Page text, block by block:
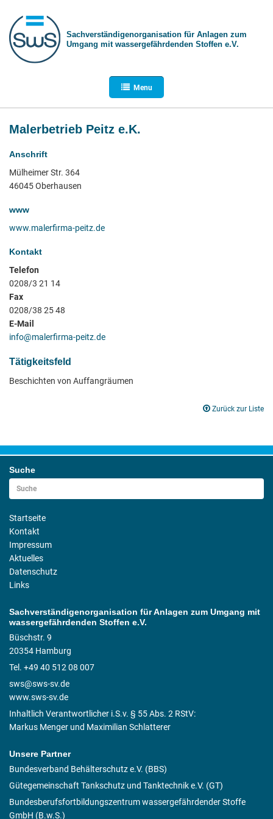
Sachverständigen­organisation für Anlagen zum
Umgang mit wasser­gefährdenden Stoffen e.V.
Menu
Malerbetrieb Peitz e.K.
Anschrift
Mülheimer Str. 364
46045 Oberhausen
www
www.malerfirma-peitz.de
Kontakt
Telefon
0208/3 21 14
Fax
0208/38 25 48
E-Mail
info@malerfirma-peitz.de
Tätigkeitsfeld
Beschichten von Auffangräumen
Zurück zur Liste
Suche
Startseite
Kontakt
Impressum
Aktuelles
Datenschutz
Links
Sachverständigenorganisation für Anlagen zum Umgang mit
wassergefährdenden Stoffen e.V.
Büschstr. 9
20354 Hamburg
Tel. +49 40 512 08 007
sws@sws-sv.de
www.sws-sv.de
Inhaltlich Verantwortlicher i.S.v. § 55 Abs. 2 RStV:
Markus Menger und Maximilian Schlatterer
Unsere Partner
Bundesverband Behälterschutz e.V. (BBS)
Gütegemeinschaft Tankschutz und Tanktechnik e.V. (GT)
Bundesberufsfortbildungszentrum wassergefährdender Stoffe
GmbH (B.w.S.)